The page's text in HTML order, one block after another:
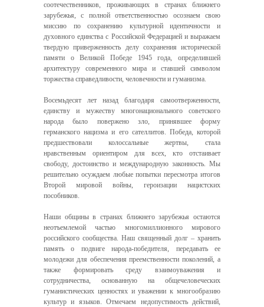
соотечественников, проживающих в странах ближнего
зарубежья, с полной ответственностью осознаем свою
миссию по сохранению культурной идентичности и
духовного единства с Российской Федерацией и выражаем
твердую приверженность делу сохранения исторической
памяти о Великой Победе 1945 года, определившей
архитектуру современного мира и ставшей символом
торжества справедливости, человечности и гуманизма.
Восемьдесят лет назад благодаря самоотверженности,
единству и мужеству многонационального советского
народа было повержено зло, принявшее форму
германского нацизма и его сателлитов. Победа, которой
предшествовали колоссальные жертвы, стала
нравственным ориентиром для всех, кто отстаивает
свободу, достоинство и международную законность. Мы
решительно осуждаем любые попытки пересмотра итогов
Второй мировой войны, героизации нацистских
пособников.
Наши общины в странах ближнего зарубежья остаются
неотъемлемой частью многомиллионного мирового
российского сообщества. Наш священный долг – хранить
память о подвиге народа-победителя, передавать ее
молодежи для обеспечения преемственности поколений, а
также формировать среду взаимоуважения и
сотрудничества, основанную на общечеловеческих
гуманистических ценностях и уважении к многообразию
культур и языков. Отмечаем недопустимость действий,